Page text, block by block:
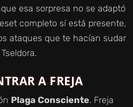
esa sorpresa no se adaptó
completo sí está presente,
ataques que te hacían sudar
A FREJA
Plaga Consciente. Freja